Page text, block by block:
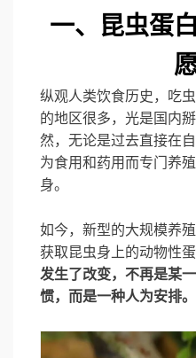
一、 昆虫蛋白
纵观人类饮食历史，吃
的地区很多，光是国内
然，无论是过去直接在
为食用和药用而专门养
身。
如今，新型的大规模养
获取昆虫身上的动物性蛋
发生了改变，不再是某
惯，而是一种人为安排。